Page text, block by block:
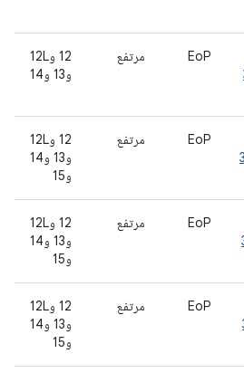
EoP مرتفع
‫12 و12L
و13 و14
EoP مرتفع
‫12 و12L
و13 و14
و15
EoP مرتفع
‫12 و12L
و13 و14
و15
EoP مرتفع
‫12 و12L
و13 و14
و15